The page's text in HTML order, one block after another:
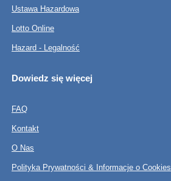
Ustawa Hazardowa
Lotto Online
Hazard - Legalność
Dowiedz się więcej
FAQ
Kontakt
O Nas
Polityka Prywatności & Informacje o Cookies